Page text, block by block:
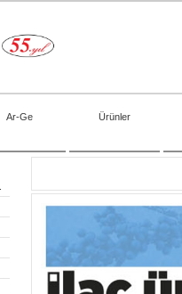
Ar-Ge Ürünler